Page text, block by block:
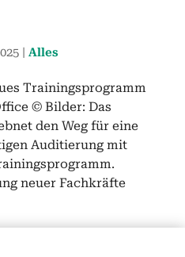
| Alles
Train­ing­spro­gramm
© Bilder: Das
den Weg für eine
Audi­tierung mit
neuer Fachkräfte